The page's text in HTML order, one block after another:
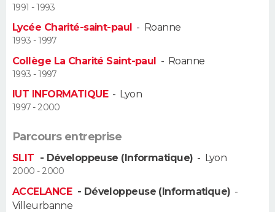
Alimentation
Guide de la santé
Maladies
Médicaments
Sommeil
VOYAGE
PHOTO
CARTE DE VOEUX
Carte de Noël
Carte Bonne année
Carte Saint-Valentin
Carte Pâques
Carte d'anniversaire
DICTIONNAIRE
Dictionnaire
Biographies
Citations
Expressions
Proverbes
PROGRAMME TV
1991 - 1993
Lycée Charité-saint-paul - Roanne
1993 - 1997
Collège La Charité Saint-paul - Roanne
1993 - 1997
IUT INFORMATIQUE- Lyon
1997 - 2000
Parcours entreprise
SLIT - Développeuse (Informatique) - Lyon
2000 - 2000
ACCELANCE - Développeuse (Informatique) -
Villeurbanne